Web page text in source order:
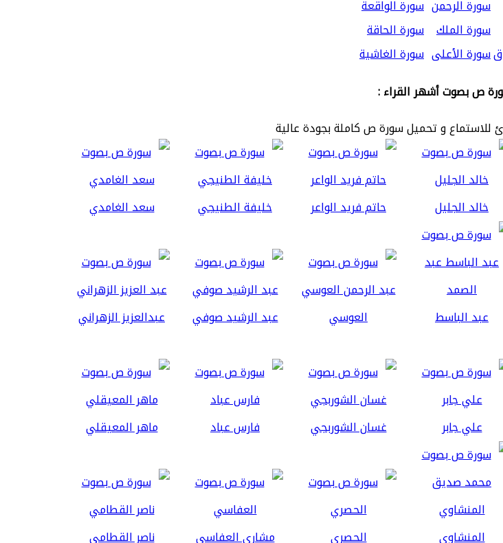
سورة الرحمن سورة الواقعة
سورة الملك سورة الحاقة
سورة الأعلى سورة الغاشية
ص بصوت أشهر القراء :
للاستماع و تحميل سورة ص كاملة بجودة عالية
خالد الجليل حاتم فريد الواعر خليفة الطنيجي سعد الغامدي
عبد الباسط العوسي عبد الرشيد صوفي عبدالعزيز الزهراني
علي جابر غسان الشوربجي فارس عباد ماهر المعيقلي
المنشاوي الحصري مشاري العفاسي ناصر القطامي